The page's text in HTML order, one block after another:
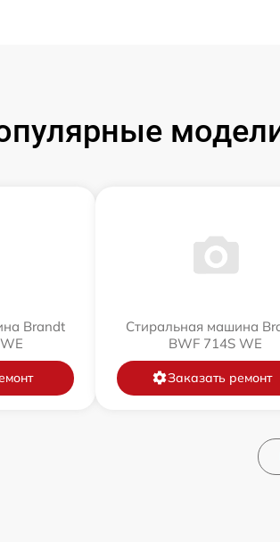
Brandt
Стиральная машина
BWF 714S WE
Заказать ремонт